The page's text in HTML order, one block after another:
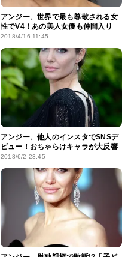
アンジー、世界で最も尊敬される女
性でV4！あの美人女優も仲間入り
2018/4/16 11:45
アンジー、他人のインスタでSNSデ
ビュー！おちゃらけキャラが大反響
2018/6/2 23:45